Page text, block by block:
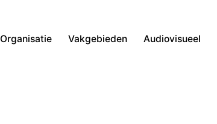
Organisatie Vakgebieden Audiovisueel